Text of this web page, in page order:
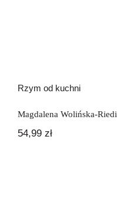
Rzym od kuchni
Magdalena Wolińska-Riedi
54,99 zł